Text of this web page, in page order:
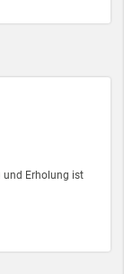
und Erholung ist